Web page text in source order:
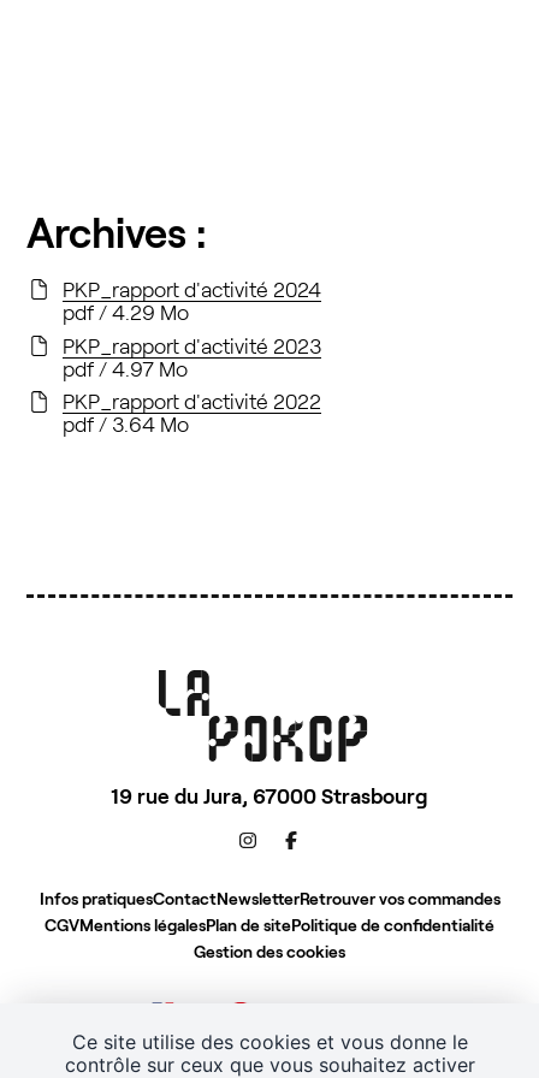
Ce site utilise des cookies et vous donne le
contrôle sur ceux que vous souhaitez activer
Archives :
PKP_rapport d'activité 2024
pdf / 4.29 Mo
PKP_rapport d'activité 2023
pdf / 4.97 Mo
PKP_rapport d'activité 2022
pdf / 3.64 Mo
19 rue du Jura, 67000 Strasbourg
Infos pratiquesContactNewsletterRetrouver vos commandes
CGVMentions légalesPlan de sitePolitique de confidentialité
Gestion des cookies